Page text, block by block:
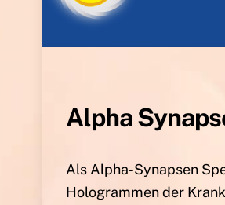
Alpha
Als Alpha-Synapsen
Hologrammen der